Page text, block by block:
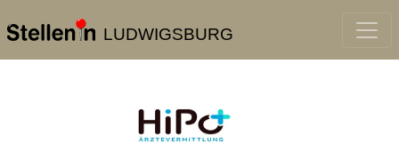
LUDWIGSBURG